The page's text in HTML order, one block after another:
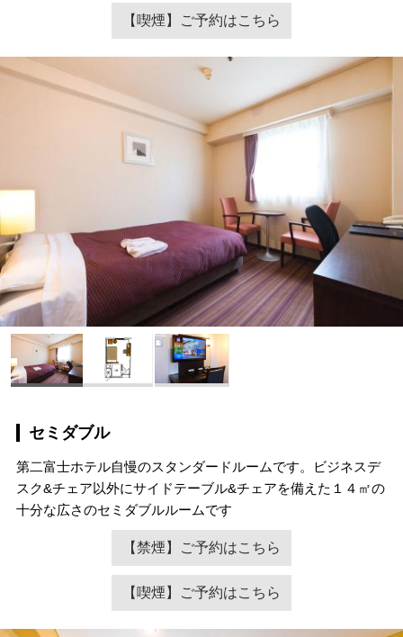
【喫煙】ご予約はこちら
セミダブル
第二富士ホテル自慢のスタンダードルームです。ビジネスデ
スク&チェア以外にサイドテーブル&チェアを備えた１４㎡の
十分な広さのセミダブルルームです
【禁煙】ご予約はこちら
【喫煙】ご予約はこちら